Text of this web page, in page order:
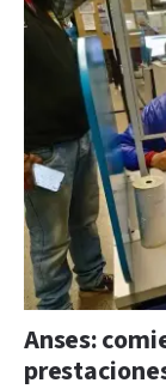
Anses: